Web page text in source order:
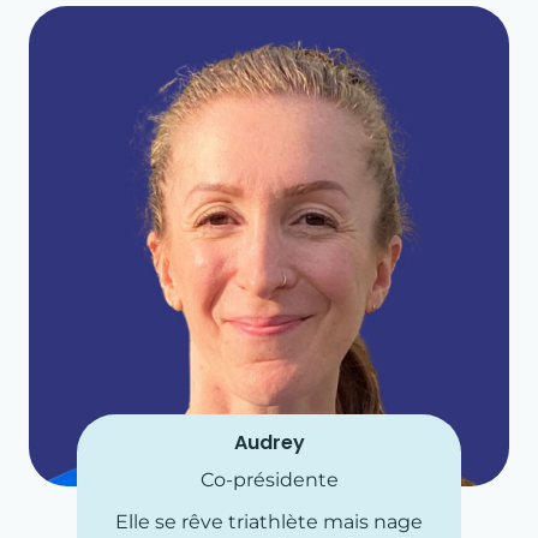
Audrey
Co-présidente
Elle se rêve triathlète mais nage